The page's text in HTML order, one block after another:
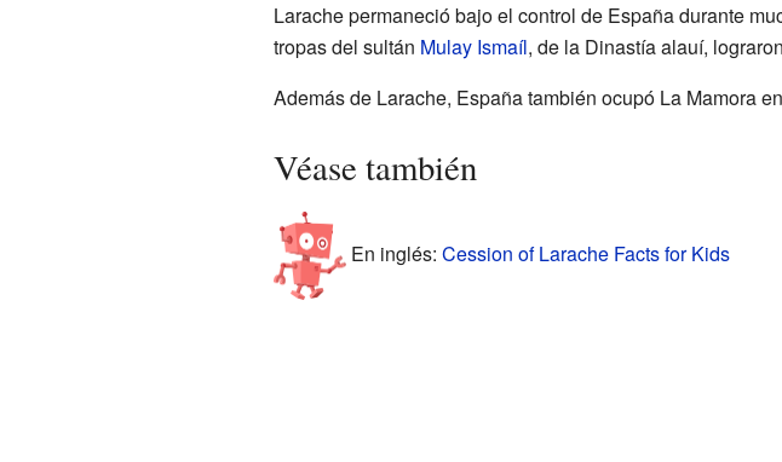
Larache permaneció bajo el control de España durante
tropas del sultán Mulay Ismaíl, de la Dinastía alauí,
Además de Larache, España también ocupó La Mamora
Véase también
En inglés: Cession of Larache Facts for Kids